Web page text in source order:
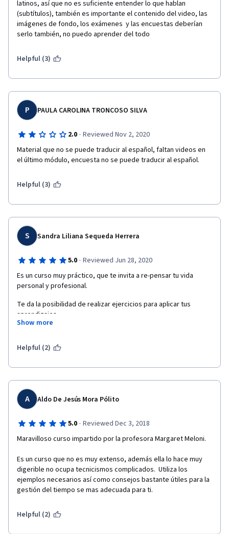
latinos, así que no es suficiente entender lo que hablan
(subtítulos), también es importante el contenido del video, las
imágenes de fondo, los exámenes  y las encuestas deberían
serlo también, no puedo aprender del todo
Helpful (3)
P PAULA CAROLINA TRONCOSO SILVA
2.0 · Reviewed Nov 2, 2020
Material que no se puede traducir al español, faltan videos en
el último módulo, encuesta no se puede traducir al español.
Helpful (3)
S Sandra Liliana Sequeda Herrera
5.0 · Reviewed Jun 28, 2020
Es un curso muy práctico, que te invita a re-pensar tu vida
personal y profesional.
Te da la posibilidad de realizar ejercicios para aplicar tus
aprendizajes.
Realmente puede cambiar tu vida y traerte muchos beneficios.
Muchas gracias.
Show more
Helpful (2)
A Aldo De Jesús Mora Pólito
5.0 · Reviewed Dec 3, 2018
Maravilloso curso impartido por la profesora Margaret Meloni.
Es un curso que no es muy extenso, además ella lo hace muy
digerible no ocupa tecnicismos complicados.  Utiliza los
ejemplos necesarios así como consejos bastante útiles para la
gestión del tiempo se mas adecuada para ti.
Helpful (2)